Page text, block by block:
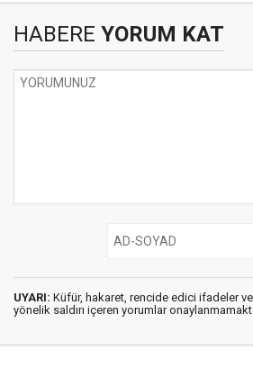
HABERE YORUM KAT
UYARI: Küfür, hakaret, rencide edici ifadeler
yönelik saldırı içeren yorumlar